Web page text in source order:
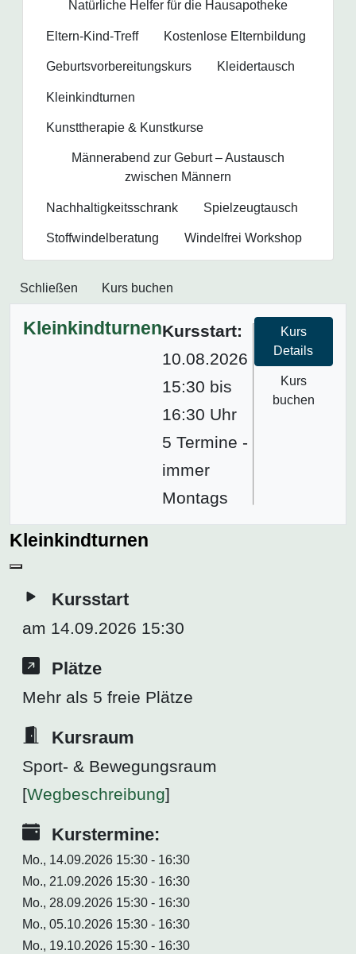
Natürliche Helfer für die Hausapotheke
Eltern-Kind-Treff Kostenlose Elternbildung
Geburtsvorbereitungs­kurs Kleidertausch
Kleinkindturnen
Kunsttherapie & Kunstkurse
Männerabend zur Geburt – Austausch
zwischen Männern
Nachhaltigkeitsschrank Spielzeugtausch
Stoffwindelberatung Windelfrei Workshop
Schließen Kurs buchen
KleinkindturnenKursstart:
10.08.2026
15:30 bis
16:30 Uhr
5 Termine -
immer
Montags
Kurs
Details
Kurs
buchen
Kleinkindturnen
Kursstart
am 14.09.2026 15:30
Plätze
Mehr als 5 freie Plätze
Kursraum
Sport- & Bewegungsraum
[Wegbeschreibung]
Kurstermine:
Mo., 14.09.2026 15:30 - 16:30
Mo., 21.09.2026 15:30 - 16:30
Mo., 28.09.2026 15:30 - 16:30
Mo., 05.10.2026 15:30 - 16:30
Mo., 19.10.2026 15:30 - 16:30